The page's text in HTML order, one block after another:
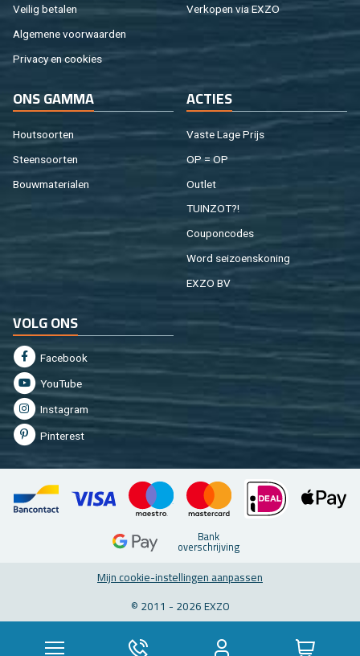
Vei­lig be­ta­len
Al­ge­me­ne voor­waar­den
Pri­va­cy en coo­kies
Ver­ko­pen via EXZO
ONS GAMMA
Hout­soor­ten
Steen­soor­ten
Bouw­ma­te­ri­a­len
AC­TIES
Vaste Lage Prijs
OP = OP
Out­let
TUIN­ZOT?!
Cou­pon­co­des
Word sei­zoens­ko­ning
EXZO BV
VOLG ONS
Fa­cebook
You­Tu­be
In­st­agram
Pin­te­rest
Bank
over­schrij­ving
Mijn coo­kie-in­stel­lin­gen aan­pas­sen
© 2011 - 2026 EXZO